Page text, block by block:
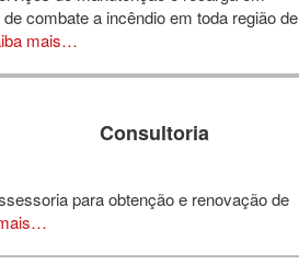
combate a incêndio em toda região de
mais…
Consultoria
para obtenção e renovação de